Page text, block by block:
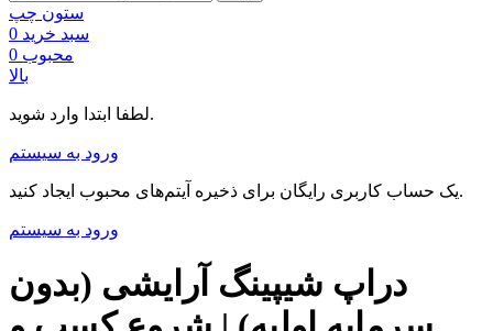
ستون چپ
سبد خرید 0
محبوب 0
بالا
لطفا ابتدا وارد شوید.
ورود به سیستم
یک حساب کاربری رایگان برای ذخیره آیتم‌های محبوب ایجاد کنید.
ورود به سیستم
دراپ شیپینگ آرایشی (بدون